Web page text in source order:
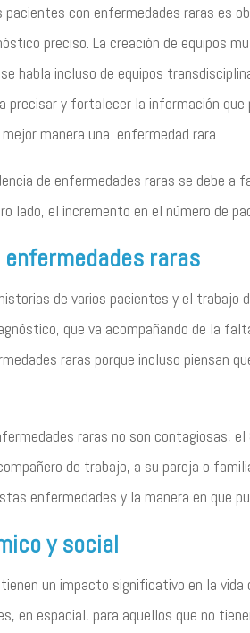
con enfermedades raras es
preciso. La creación de equipos
habla incluso de equipos
precisar y fortalecer la información
manera una enfermedad rara.
de enfermedades raras se debe
lado, el incremento en el número de
raras
de varios pacientes y el trabajo
que va acompañando de la
raras porque incluso piensan
raras no son contagiosas,
de trabajo, a su pareja o
enfermedades y la manera en que
y social
un impacto significativo en la
en espacial, para aquellos que no